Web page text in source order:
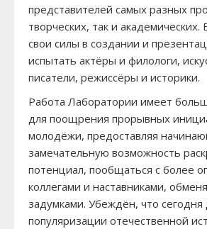
представителей самых разных
творческих, так и академических.
свои силы в создании и
испытать актёры и филологи,
писатели, режиссёры и историки.
Работа Лаборатории имеет
для поощрения прорывных
молодёжи, предоставляя
замечательную возможность
потенциал, пообщаться с более
коллегами и наставниками,
задумками. Убеждён, что сегодня
популяризации отечественной